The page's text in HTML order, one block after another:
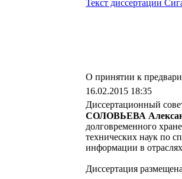
Текст диссертации
О принятии к
16.02.2015 18:35
Диссертационный
СОЛОВЬЕВА
долговременного
технических наук по
информации в
Диссертация